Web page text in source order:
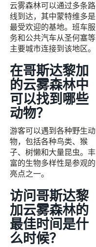
云雾森林可以通过多条路
线到达，其中蒙特维多是
最受欢迎的基地。班车服
务和公共汽车从圣何塞等
主要城市连接到该地区。
在哥斯达黎加
的云雾森林中
可以找到哪些
动物？
游客可以遇到各种野生动
物，包括各种鸟类、猴
子、树懒和大量昆虫。丰
富的生物多样性是参观的
亮点之一。
访问哥斯达黎
加云雾森林的
最佳时间是什
么时候？